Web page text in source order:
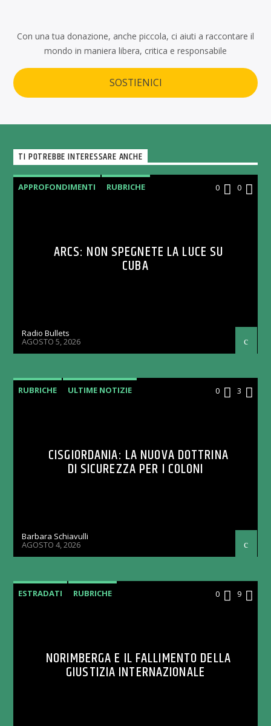
Con una tua donazione, anche piccola, ci aiuti a raccontare il
mondo in maniera libera, critica e responsabile
SOSTIENICI
TI POTREBBE INTERESSARE ANCHE
APPROFONDIMENTI RUBRICHE 0 0
ARCS: NON SPEGNETE LA LUCE SU
CUBA
Radio Bullets
AGOSTO 5, 2026
RUBRICHE ULTIME NOTIZIE 0 3
CISGIORDANIA: LA NUOVA DOTTRINA
DI SICUREZZA PER I COLONI
Barbara Schiavulli
AGOSTO 4, 2026
ESTRADATI RUBRICHE 0 9
NORIMBERGA E IL FALLIMENTO DELLA
GIUSTIZIA INTERNAZIONALE